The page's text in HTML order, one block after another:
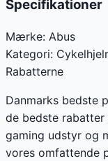
Specifikationer
Mærke: Abus
Kategori:
Rabatterne
Danmarks bedste
de bedste
gaming udstyr og
vores omfattende